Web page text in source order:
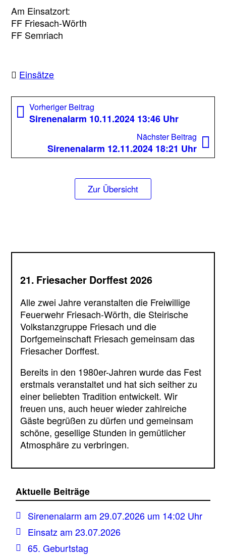
Am Einsatzort:
FF Friesach-Wörth
FF Semriach
Einsätze
Beitragsnavigation
Vorheriger Beitrag
Beitrag:
Sirenenalarm 10.11.2024 13:46 Uhr
Nächster Beitrag
Sirenenalarm 12.11.2024 18:21 Uhr
Zur Übersicht
21. Friesacher Dorffest 2026
Alle zwei Jahre veranstalten die Freiwillige
Feuerwehr Friesach-Wörth, die Steirische
Volkstanzgruppe Friesach und die
Dorfgemeinschaft Friesach gemeinsam das
Friesacher Dorffest.
Bereits in den 1980er-Jahren wurde das Fest
erstmals veranstaltet und hat sich seither zu
einer beliebten Tradition entwickelt. Wir
freuen uns, auch heuer wieder zahlreiche
Gäste begrüßen zu dürfen und gemeinsam
schöne, gesellige Stunden in gemütlicher
Atmosphäre zu verbringen.
Aktuelle Beiträge
Sirenenalarm am 29.07.2026 um 14:02 Uhr
Einsatz am 23.07.2026
65. Geburtstag